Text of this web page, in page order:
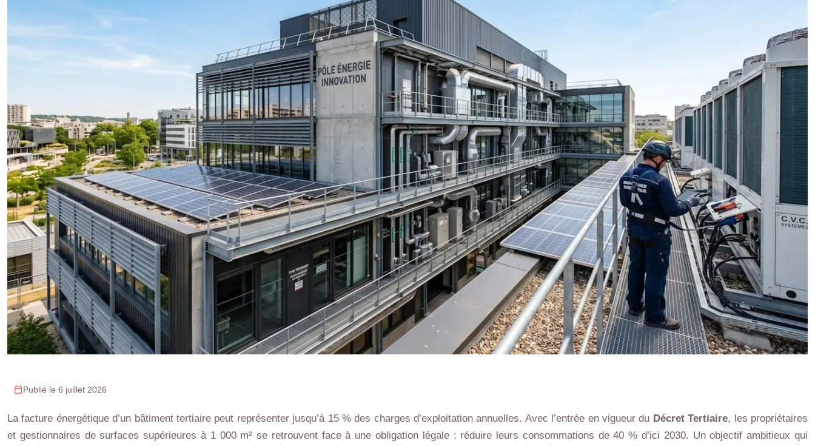
Publié le 6 juillet 2026
La facture énergétique d’un bâtiment tertiaire peut représenter jusqu’à 15 % des charges d’exploitation annuelles. Avec l’entrée en vigueur du Décret Tertiaire, les propriétaires
et gestionnaires de surfaces supérieures à 1 000 m² se retrouvent face à une obligation légale : réduire leurs consommations de 40 % d’ici 2030. Un objectif ambitieux qui